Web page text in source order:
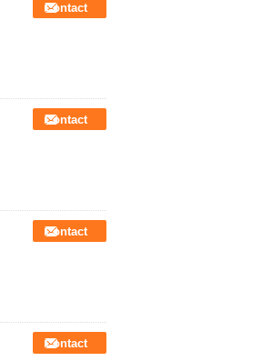
Contact
Contact
Contact
Contact